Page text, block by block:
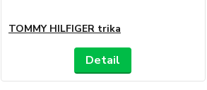
TOMMY HILFIGER trika
Detail